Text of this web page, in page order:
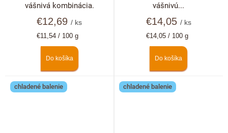
€12,69/ ks
Jednotková
€11,54 / 100 g
Do košíka
vášnivá kombinácia.
€14,05 / ks
Jednotková
€14,05 / 100 g
Do košíka
vášnivú...
chladené balenie chladené balenie